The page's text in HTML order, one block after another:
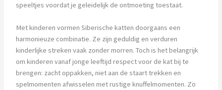
speeltjes voordat je geleidelijk de ontmoeting toestaat.
Met kinderen vormen Siberische katten doorgaans een
harmonieuze combinatie. Ze zijn geduldig en verduren
kinderlijke streken vaak zonder morren. Toch is het belangrijk
om kinderen vanaf jonge leeftijd respect voor de kat bij te
brengen: zacht oppakken, niet aan de staart trekken en
spelmomenten afwisselen met rustige knuffelmomenten. Zo